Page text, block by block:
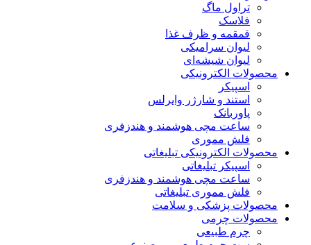
تراول ماگ
فلاسک
قمقمه و ظرف غذا
لیوان سرامیکی
لیوان شیشه‌ای
محصولات الکترونیکی
اسپیکر
استند و شارژر وایرلس
پاوربانک
ساعت مچی هوشمند و هندزفری
فلش مموری
محصولات الکترونیکی تبلیغاتی
اسپیکر تبلیغاتی
ساعت مچی هوشمند و هندزفری
فلش مموری تبلیغاتی
محصولات پزشکی و سلامت
محصولات چرمی
چرم طبیعی